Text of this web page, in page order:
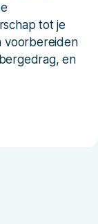
tot je
voorbereiden
en